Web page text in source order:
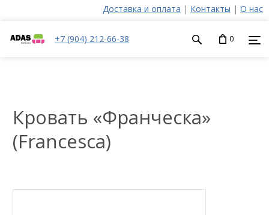
Доставка и оплата | Контакты | О нас
+7 (904) 212-66-38 0
Кровать «Франческа»
(Francesca)